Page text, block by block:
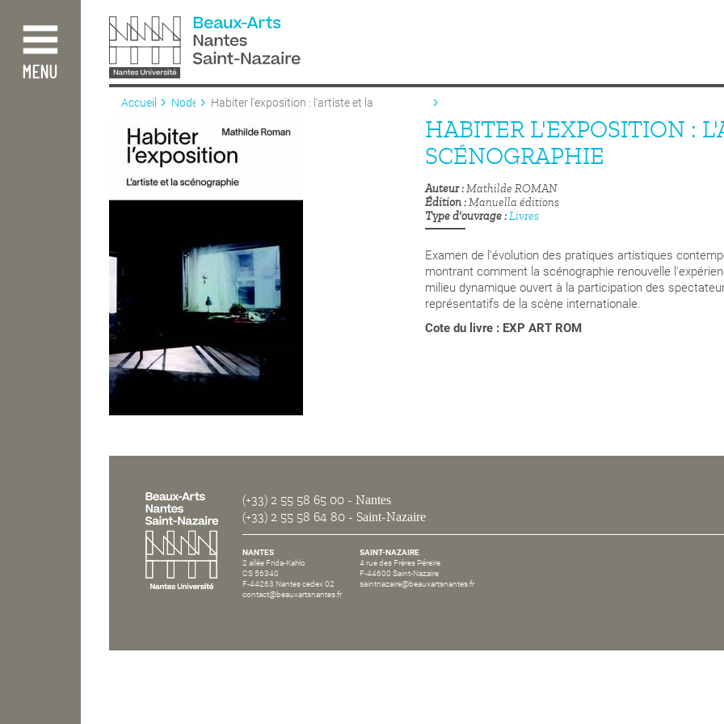
contenu
principal
MENU
Accueil Node
Habiter l'exposition : l'artiste et la
HABITER L'EXPOSITION :
SCÉNOGRAPHIE
Auteur Mathilde ROMAN
Édition Manuella éditions
Type d'ouvrage Livres
Examen de l'évolution des pratiques artistiques
montrant comment la scénographie renouvelle
milieu dynamique ouvert à la participation des
représentatifs de la scène internationale.
Cote du livre : EXP ART ROM
(+33) 2 55 58 65 00 - Nantes
(+33) 2 55 58 64 80 - Saint-Nazaire
NANTES
2 allée Frida-Kahlo
CS 56340
F-44263 Nantes cedex 02
contact@beauxartsnantes.fr
SAINT-NAZAIRE
4 rue des Frères Péreire
F-44600 Saint-Nazaire
saintnazaire@beauxartsnantes.fr